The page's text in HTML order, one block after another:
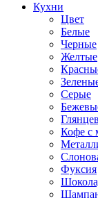
Кухни
Цвет
Белые
Черные
Желтые
Серые
Кофе с
Фуксия